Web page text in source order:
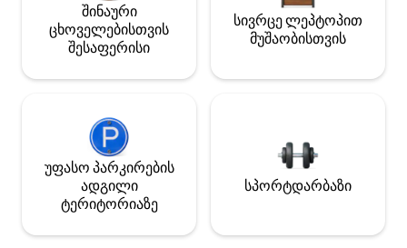
შინაური
ცხოველებისთვის
შესაფერისი
სივრცე ლეპტოპით
მუშაობისთვის
უფასო პარკირების
ადგილი
ტერიტორიაზე
სპორტდარბაზი